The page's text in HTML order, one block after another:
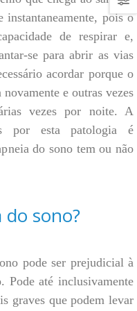
instantaneamente, pois o
de respirar e,
se para abrir as vias
acordar porque o
e outras vezes
vezes por noite. A
por esta patologia é
do sono tem ou não
sono?
pode ser prejudicial à
Pode até inclusivamente
graves que podem levar